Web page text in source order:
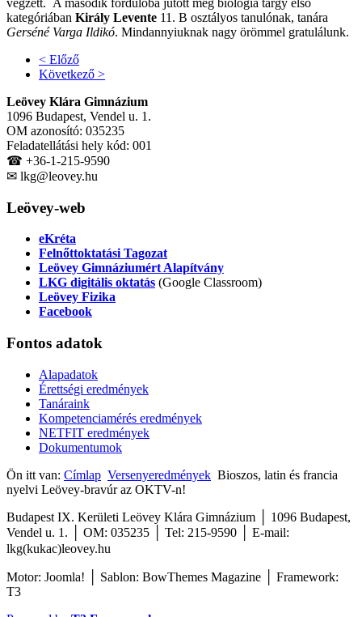
kategóriában Király Levente 11. B osztályos tanulónak, tanára
Gerséné Varga Ildikó. Mindannyiuknak nagy örömmel gratulálunk.
< Előző
Következő >
Leövey Klára Gimnázium
1096 Budapest, Vendel u. 1.
OM azonosító: 035235
Feladatellátási hely kód: 001
☎ +36-1-215-9590
✉ lkg@leovey.hu
Leövey-web
eKréta
Felnőttoktatási Tagozat
Leövey Gimnáziumért Alapítvány
LKG digitális oktatás (Google Classroom)
Leövey Fizika
Facebook
Fontos adatok
Alapadatok
Érettségi eredmények
Tanáraink
Kompetenciamérés eredmények
NETFIT eredmények
Dokumentumok
Ön itt van: Címlap Versenyeredmények Bioszos, latin és francia
nyelvi Leövey-bravúr az OKTV-n!
Budapest IX. Kerületi Leövey Klára Gimnázium │ 1096 Budapest,
Vendel u. 1. │ OM: 035235 │ Tel: 215-9590
E-mail:
lkg(kukac)leovey.hu
Motor: Joomla! │ Sablon: BowThemes Magazine │ Framework:
T3